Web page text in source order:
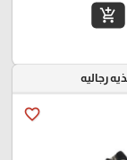
add_shopping_cart
رجاليه
favorite_border